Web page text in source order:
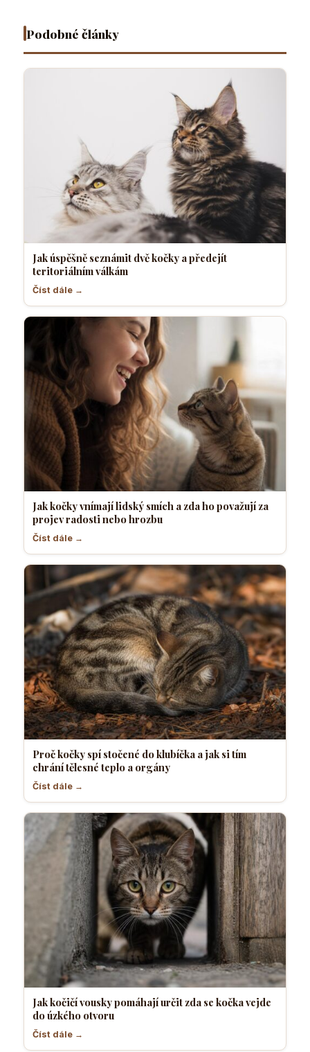
Podobné články
Jak úspěšně seznámit dvě kočky a předejít
teritoriálním válkám
Číst dále →
Jak kočky vnímají lidský smích a zda ho považují za
projev radosti nebo hrozbu
Číst dále →
Proč kočky spí stočené do klubíčka a jak si tím
chrání tělesné teplo a orgány
Číst dále →
Jak kočičí vousky pomáhají určit zda se kočka vejde
do úzkého otvoru
Číst dále →